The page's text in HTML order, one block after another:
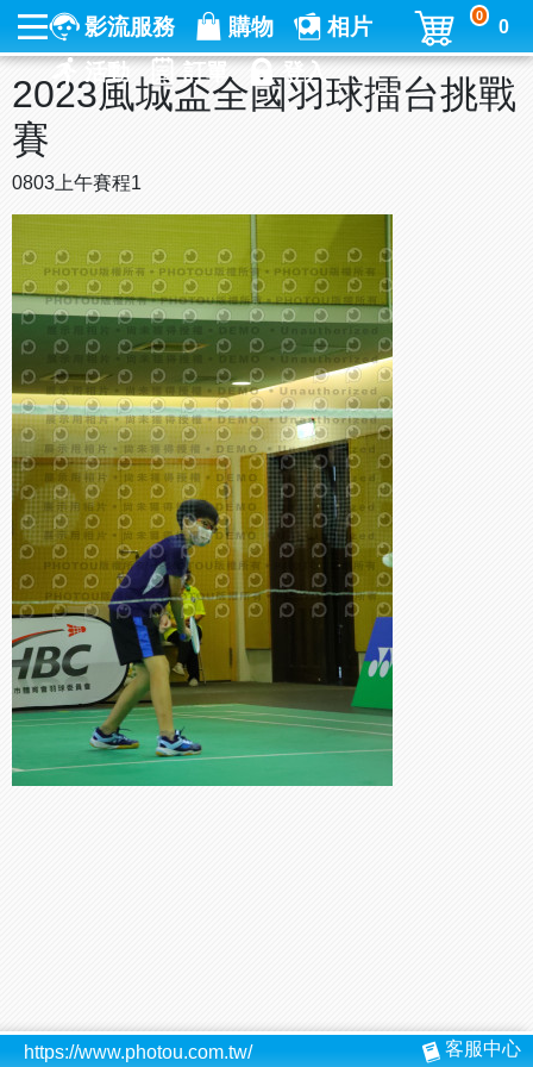
影流服務 購物
相片
活動
訂單 登入
0
0
2023風城盃全國羽球擂台挑戰
賽
0803上午賽程1
https://www.photou.com.tw/ 客服中心